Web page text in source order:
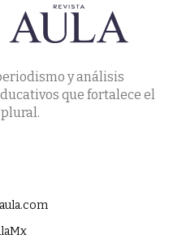
y análisis
que fortalece el